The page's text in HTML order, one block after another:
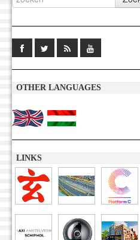
OTHER LANGUAGES
LINKS